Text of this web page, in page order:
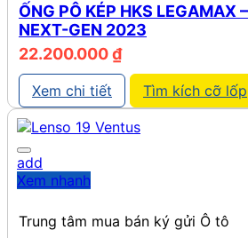
ỐNG PÔ KÉP HKS LEGAMAX
NEXT-GEN 2023
22.200.000₫
Xem chi tiết Tìm kích cỡ lốp
add
Xem nhanh
Trung tâm mua bán ký gửi Ô tô